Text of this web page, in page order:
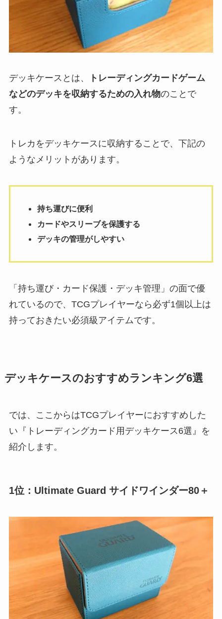
デッキケースとは、
トレーディングカードゲーム
などのデッキを収納するための入れ物のことで
す。
トレカをデッキケースに収納することで、下記の
ようなメリットがあります。
持ち運びに便利
カードやスリーブを保護する
デッキの管理がしやすい
「持ち運び・カード保護・デッキ管理」の面で優
れているので、TCGプレイヤーなら必ず1個以上は
持っておきたい必須級アイテムです。
デッキケースのおすすめランキング6選
では、ここからはTCGプレイヤーにおすすめした
い『トレーディングカード用デッキケース6選』を
紹介します。
1位：Ultimate Guard サイドワインダー80＋